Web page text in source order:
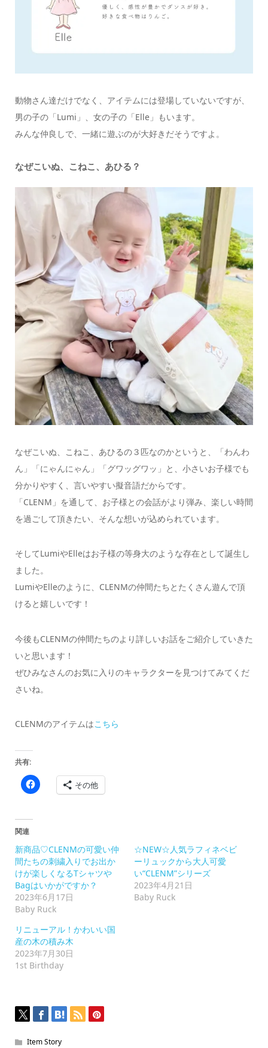
動物さん達だけでなく、アイテムには登場していないですが、
男の子の「Lumi」、女の子の「Elle」もいます。
みんな仲良しで、一緒に遊ぶのが大好きだそうですよ。
なぜこいぬ、こねこ、あひる？
なぜこいぬ、こねこ、あひるの３匹なのかというと、「わんわ
ん」「にゃんにゃん」「グワッグワッ」と、小さいお子様でも
分かりやすく、言いやすい擬音語だからです。
「CLENM」を通して、お子様との会話がより弾み、楽しい時間
を過ごして頂きたい、そんな想いが込められています。
そしてLumiやElleはお子様の等身大のような存在として誕生し
ました。
LumiやElleのように、CLENMの仲間たちとたくさん遊んで頂
けると嬉しいです！
今後もCLENMの仲間たちのより詳しいお話をご紹介していきた
いと思います！
ぜひみなさんのお気に入りのキャラクターを見つけてみてくだ
さいね。
CLENMのアイテムはこちら
共有:
Facebook
で
ク
リ
ッ
ク
し
て
く
だ
さ
い
し
い
ウ
ィ
ン
ド
ま
す)
その他
関連
新商品♡CLENMの可愛い仲
間たちの刺繍入りでお出か
けが楽しくなるTシャツや
Bagはいかがですか？
2023年6月17日
Baby Ruck
☆NEW☆人気ラフィネベビ
ーリュックから大人可愛
い“CLENM”シリーズ
2023年4月21日
Baby Ruck
リニューアル！かわいい国
産の木の積み木
2023年7月30日
1st Birthday
Item Story